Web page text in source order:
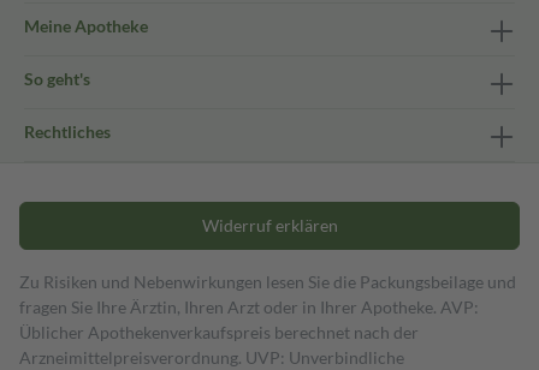
Meine Apotheke
So geht's
Rechtliches
Widerruf erklären
Zu Risiken und Nebenwirkungen lesen Sie die Packungsbeilage und
fragen Sie Ihre Ärztin, Ihren Arzt oder in Ihrer Apotheke. AVP:
Üblicher Apothekenverkaufspreis berechnet nach der
Arzneimittelpreisverordnung. UVP: Unverbindliche